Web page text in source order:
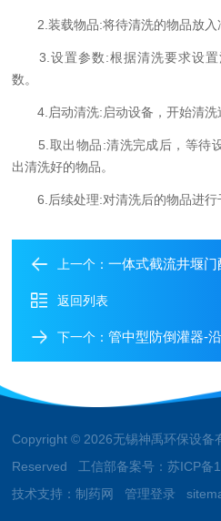
2.装载物品:将待清洗的物品放入
3.设置参数:根据清洗要求设置
数。
4.启动清洗:启动设备，开始清洗
5.取出物品:清洗完成后，等待设
出清洗好的物品。
6.后续处理:对清洗后的物品进行
上一个：一体式截流井堰门
返回列表
下一个：管中型防倒灌器-
Copyright © 2026无锡神禹环保设备
Reserved 工信部备案号：苏ICP备
技术支持：制药网 管理登录